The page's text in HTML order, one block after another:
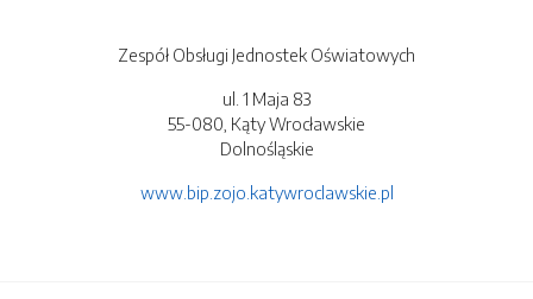
Zespół Obsługi Jednostek Oświatowych
ul. 1 Maja 83
55-080, Kąty Wrocławskie
Dolnośląskie
www.bip.zojo.katywroclawskie.pl